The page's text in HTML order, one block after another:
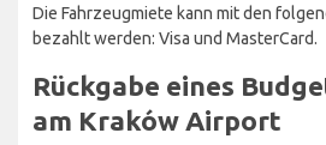
Die Fahrzeugmiete kann mit den
bezahlt werden: Visa und MasterCard.
Rückgabe eines
am Kraków Airport